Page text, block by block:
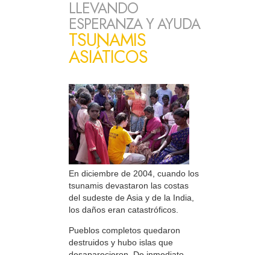
LLEVANDO
ESPERANZA Y AYUDA
TSUNAMIS
ASIÁTICOS
En diciembre de 2004, cuando los
tsunamis devastaron las costas
del sudeste de Asia y de la India,
los daños eran catastróficos.
Pueblos completos quedaron
destruidos y hubo islas que